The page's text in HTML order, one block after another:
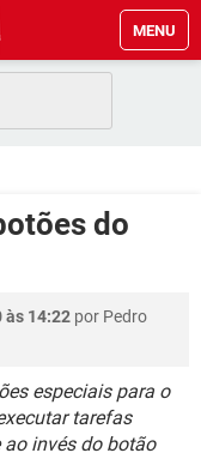
MENU
do
às 14:22 por Pedro
especiais para o
tarefas
invés do botão